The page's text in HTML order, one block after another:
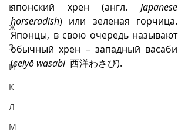
Е
Ж
З
И
К
Л
М
японский хрен (англ. Japanese
horseradish) или зеленая горчица.
Японцы, в свою очередь называют
обычный хрен – западный васаби
(seiyō wasabi
  西洋わさび).